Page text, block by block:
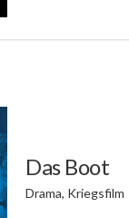
Das Boot
Drama, Kriegsfilm